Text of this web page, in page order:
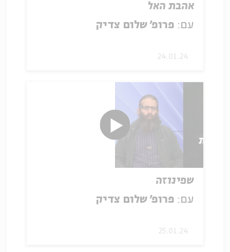
אהבת האל
עם: פרופ' שלום צדיק
24.01.24
שפינוזה
עם: פרופ' שלום צדיק
25.01.24